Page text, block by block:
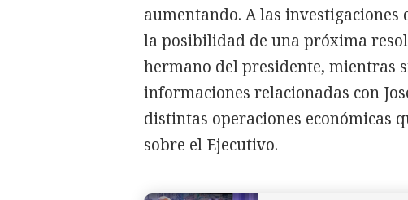
aumentando. A las investigaciones
la posibilidad de una próxima
hermano del presidente, mientras
informaciones relacionadas con
distintas operaciones económicas
sobre el Ejecutivo.